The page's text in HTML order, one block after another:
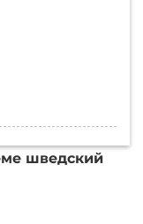
шведский